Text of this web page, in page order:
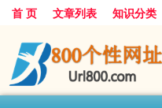
首 页 文章列表 知识分类